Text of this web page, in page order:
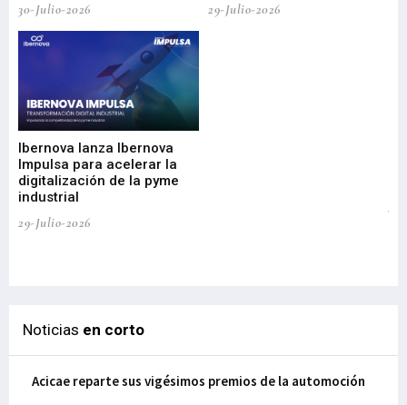
30-Julio-2026
29-Julio-2026
Ibernova lanza Ibernova
Impulsa para acelerar la
digitalización de la pyme
industrial
29-Julio-2026
Noticias en corto
Acicae reparte sus vigésimos premios de la automoción